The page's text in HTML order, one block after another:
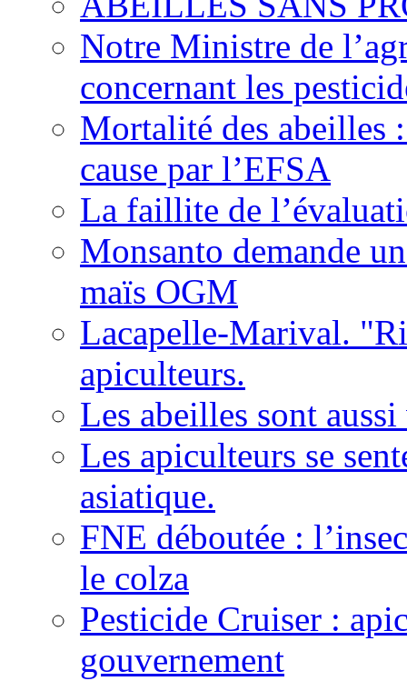
Notre Ministre de
concernant les
Mortalité des abeilles
cause par l’EFSA
La faillite de
Monsanto demande
maïs OGM
Lacapelle-Marival.
apiculteurs.
Les abeilles sont
Les apiculteurs se
asiatique.
FNE déboutée :
le colza
Pesticide Cruiser :
gouvernement